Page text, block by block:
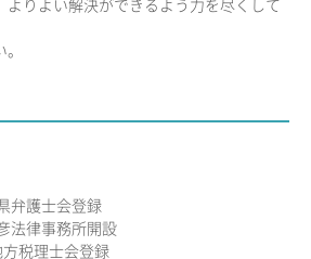
弁護士会登録
法律事務所開設
税理士会登録